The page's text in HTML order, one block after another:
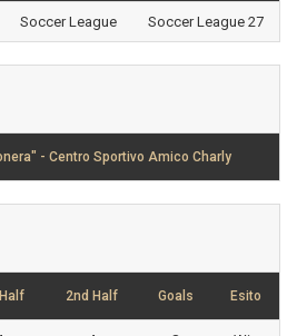
Soccer League Soccer League 27
- Centro Sportivo Amico Charly
2nd Half Goals Esito